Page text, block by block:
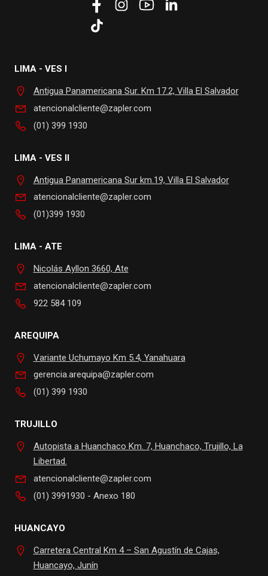
LIMA - VES I
Antigua Panamericana Sur. Km 17.2, Villa El Salvador
atencionalcliente@zapler.com
(01) 399 1930
LIMA - VES II
Antigua Panamericana Sur km.19, Villa El Salvador
atencionalcliente@zapler.com
(01)399 1930
LIMA - ATE
Nicolás Ayllon 3660, Ate
atencionalcliente@zapler.com
922 584 109
AREQUIPA
Variante Uchumayo Km 5.4, Yanahuara
gerencia.arequipa@zapler.com
(01) 399 1930
TRUJILLO
Autopista a Huanchaco Km. 7, Huanchaco, Trujillo, La
Libertad.
atencionalcliente@zapler.com
(01) 3991930 - Anexo 180
HUANCAYO
Carretera Central Km 4 – San Agustín de Cajas,
Huancayo, Junín